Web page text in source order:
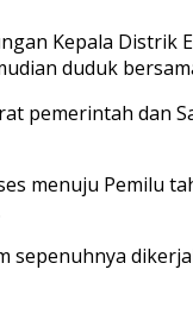
Kepala Distrik
duduk
pemerintah dan
menuju Pemilu
sepenuhnya